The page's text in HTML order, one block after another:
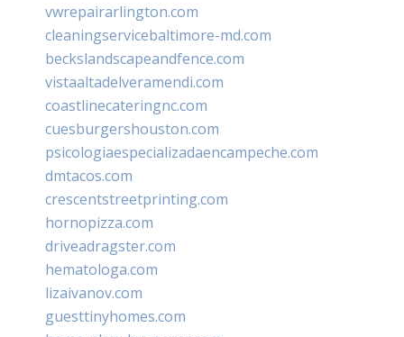
vwrepairarlington.com
cleaningservicebaltimore-md.com
beckslandscapeandfence.com
vistaaltadelveramendi.com
coastlinecateringnc.com
cuesburgershouston.com
psicologiaespecializadaencampeche.com
dmtacos.com
crescentstreetprinting.com
hornopizza.com
driveadragster.com
hematologa.com
lizaivanov.com
guesttinyhomes.com